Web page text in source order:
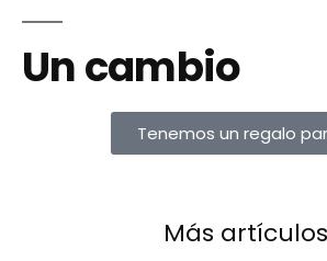
Un cambio
Tenemos un regalo
Más artículos